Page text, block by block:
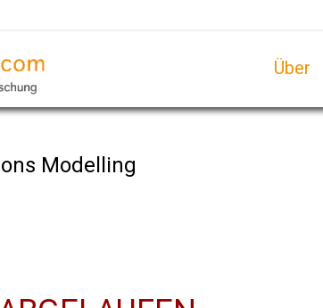
Über
Modelling